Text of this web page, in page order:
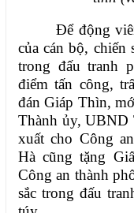
Để động
của cán bộ, chiến
trong đấu tranh
điểm tấn công,
đán Giáp Thìn,
Thành ủy, UBND
xuất cho Công
Hà cũng tặng
Công an thành
sắc trong đấu